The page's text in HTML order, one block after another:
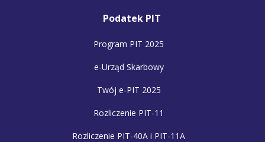
Podatek PIT
Program PIT 2025
e-Urząd Skarbowy
Twój e-PIT 2025
Rozliczenie PIT-11
Rozliczenie PIT-40A i PIT-11A